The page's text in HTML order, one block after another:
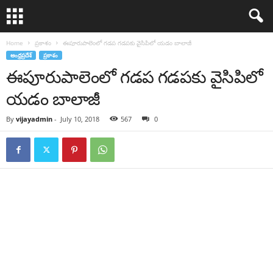
Home ప్రకాశం ఈపూరుపాలెంలో గ‌డ‌ప గ‌డ‌ప‌కు వైసిపిలో య‌డం బాలాజీ
ఆంధ్రప్రదేశ్ ప్రకాశం
ఈపూరుపాలెంలో గ‌డ‌ప గ‌డ‌ప‌కు వైసిపిలో
య‌డం బాలాజీ
By vijayadmin - July 10, 2018 567 0